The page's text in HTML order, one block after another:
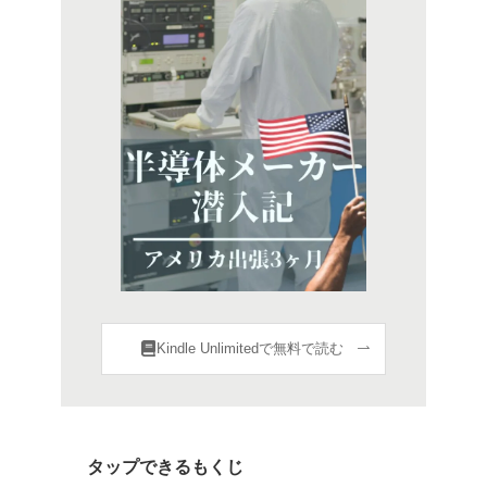
Kindle Unlimitedで無料で読む
タップできるもくじ